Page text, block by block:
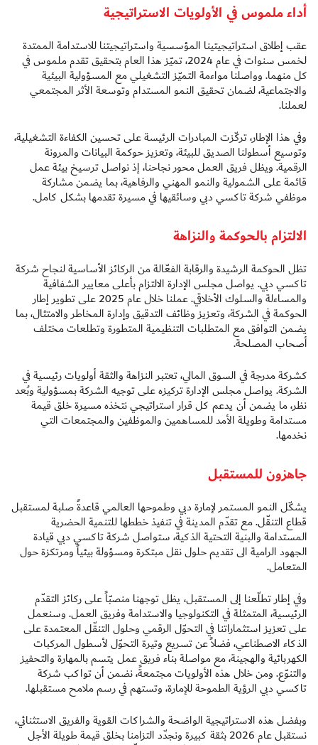
أداء ملموس في الأولويات الاستراتيجية
عقب إطلاق استراتيجيتينا المؤسسية واستراتيجيتنا للاستدامة الممتدة
لخمس سنوات في عام 2024، تميّز هذا العام بتحقيق تقدم ملموس في
كل منهما. وواصلنا مواءمة التميّز التشغيلي مع المسؤولية البيئية
والاجتماعية، لضمان تحقيق النمو المستدام وتوسعة الأثر المجتمعي
لعملنا.
وفي هذا الإطار، تركّزت المبادرات الرئيسة على تحسين الكفاءة التشغيلية،
وتوسيع أسطولنا الصديق للبيئة، وتعزيز حوكمة البيانات والمرونة
الرقمية. ويظل فريق العمل محور نجاحنا، إذ نواصل ترسيخ بيئة عمل
قائمة على الشمولية والنمو المهني والرفاهية، بما يضمن مشاركة
موظفي شركة تاكسي دبي وسائقيها في مسيرة تقدمها بشكل كامل.
الالتزام بالحوكمة والنزاهة
تظل الحوكمة الرشيدة والرقابة الفعّالة من الركائز الأساسية لنجاح شركة
تاكسي دبي. يواصل مجلس الإدارة الالتزام بأعلى معايير الشفافية
والمساءلة والسلوك الأخلاقي. عملنا خلال عام 2025 على تطوير إطار
الحوكمة في الشركة، وتعزيز وظائف التدقيق وإدارة المخاطر والامتثال، بما
يضمن التوافق مع المتطلبات التنظيمية المتطورة وتطلعات مختلف
أصحاب المصلحة.
كشركة مدرجة في السوق المالي، تعتبر النزاهة والثقة أولويات رئيسية في
الشركة. يواصل مجلس الإدارة تركيزه على توجيه الشركة بمسؤولية وبُعد
نظر، ما يضمن أن يدعم كل قرار استراتيجي نتخذه مسيرة خلق قيمة
مستدامة وطويلة الأمد للمساهمين والموظفين والمجتمعات التي
نخدمها.
جاهزون للمستقبل
يشكّل النمو المستمر لإمارة دبي وطموحها العالمي قاعدةً صلبة لمستقبل
قطاع التنقّل. مع تقدّم المدينة في تنفيذ خططها للتنمية الحضرية
المستدامة والبنية التحتية الذكية، ستواصل شركة تاكسي دبي قيادة
الجهود الرامية الى تقديم حلول نقل مبتكرة ومسؤولة بيئياً ومرتكزة حول
المتعامل.
وفي إطار تطلّعنا إلى المستقبل، يظل توجهنا منصبّاً على ركائز التقدّم
الرئيسية، المتمثلة في التكنولوجيا والاستدامة وفريق العمل. وسنعمل
على تعزيز استثماراتنا في التحوّل الرقمي وحلول التنقّل المعتمدة على
الذكاء الاصطناعي، فضلاً عن تسريع وتيرة التحوّل لأسطول المركبات
الكهربائية والهجينة، مع مواصلة بناء فريق عمل يتسم بالمهارة والتحفيز
والتنوّع. ومن خلال هذه الأولويات مجتمعةً، نضمن أن تواكب شركة
تاكسي دبي الرؤية الطموحة للإمارة، وتستهم في رسم ملامح مستقبلها.
وبفضل هذه الاستراتيجية الواضحة والشراكات القوية والفريق الاستثنائي،
نستقبل عام 2026 بثقة كبيرة ونجدّد التزامنا بخلق قيمة طويلة الأجل